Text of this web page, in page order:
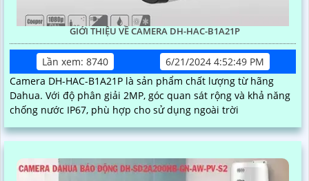
GIỚI THIỆU VỀ CAMERA DH-HAC-B1A21P
Lần xem: 8740
6/21/2024 4:52:49 PM
Camera DH-HAC-B1A21P là sản phẩm chất lượng từ hãng
Dahua. Với độ phân giải 2MP, góc quan sát rộng và khả năng
chống nước IP67, phù hợp cho sử dụng ngoài trời